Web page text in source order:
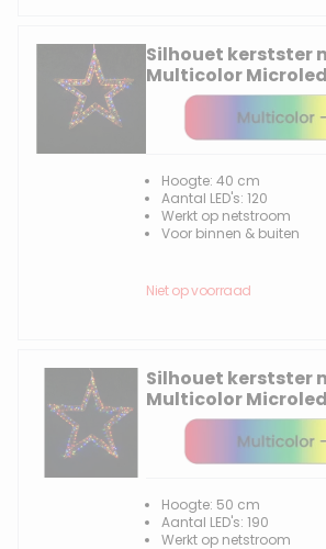
Silhouet kerstster
Multicolor
Hoogte: 40 cm
Aantal LED's: 120
Werkt op netstroom
Voor binnen & buiten
Niet op voorraad
Silhouet kerstster
Multicolor
Hoogte: 50 cm
Aantal LED's: 190
Werkt op netstroom